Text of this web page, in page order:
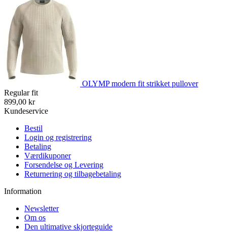
OLYMP modern fit strikket pullover
Regular fit
899,00 kr
Kundeservice
Bestil
Login og registrering
Betaling
Værdikuponer
Forsendelse og Levering
Returnering og tilbagebetaling
Information
Newsletter
Om os
Den ultimative skjorteguide